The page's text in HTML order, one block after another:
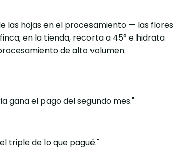
las hojas en el procesamiento — las flores
en la tienda, recorta a 45° e hidrata
de alto volumen.
gana el pago del segundo mes."
triple de lo que pagué."